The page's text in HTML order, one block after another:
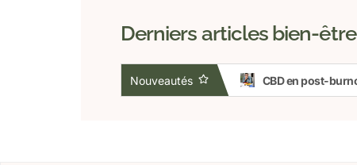
Derniers articles bien-être
Nouveautés Fasting émotionnel : et si jeûner c’était aussi arrêter de ruminer ?